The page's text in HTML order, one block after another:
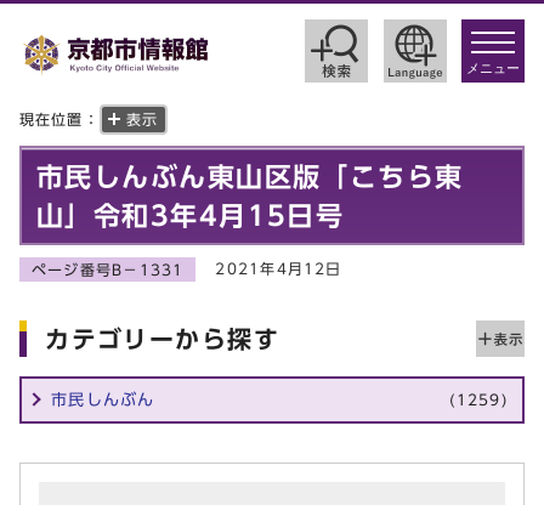
toggle
メニュー
現在位置： 表示
市民しんぶん東山区版「こちら東
山」令和3年4月15日号
ページ番号B－1331 2021年4月12日
カテゴリーから探す
市民しんぶん (1259)